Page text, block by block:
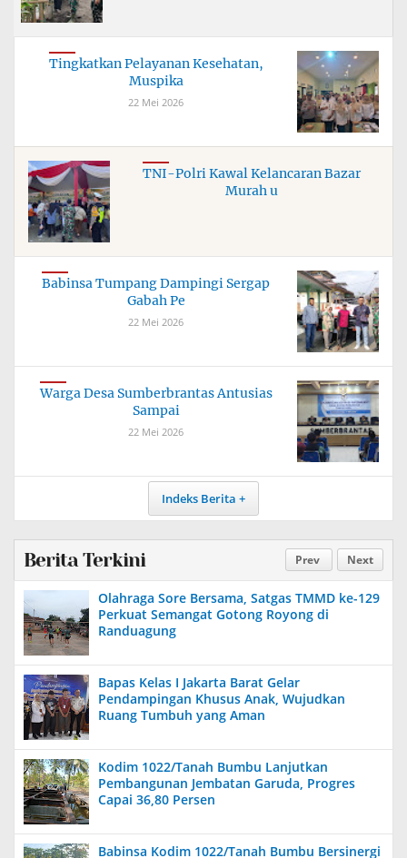
Tingkatkan Pelayanan Kesehatan,
Muspika
22 Mei 2026
TNI-Polri Kawal Kelancaran Bazar
Murah u
Babinsa Tumpang Dampingi Sergap
Gabah Pe
22 Mei 2026
Warga Desa Sumberbrantas Antusias
Sampai
22 Mei 2026
Indeks Berita
Prev Next
Berita Terkini
Olahraga Sore Bersama, Satgas TMMD ke-129
Perkuat Semangat Gotong Royong di
Randuagung
Bapas Kelas I Jakarta Barat Gelar
Pendampingan Khusus Anak, Wujudkan
Ruang Tumbuh yang Aman
Kodim 1022/Tanah Bumbu Lanjutkan
Pembangunan Jembatan Garuda, Progres
Capai 36,80 Persen
Babinsa Kodim 1022/Tanah Bumbu Bersinergi